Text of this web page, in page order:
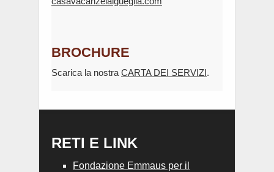
BROCHURE
Scarica la nostra CARTA DEI SERVIZI.
RETI E LINK
Fondazione Emmaus per il